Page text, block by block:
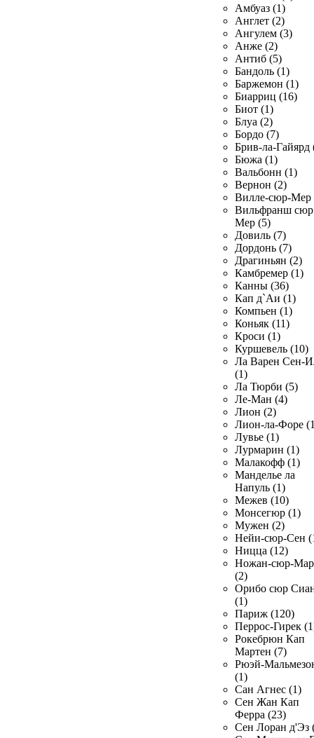
Амбуаз (1)
Англет (2)
Ангулем (3)
Анже (2)
Антиб (5)
Бандоль (1)
Баржемон (1)
Биарриц (16)
Биот (1)
Блуа (2)
Бордо (7)
Брив-ла-Гайярд
Бюжа (1)
Вальбонн (1)
Вернон (2)
Вилле-сюр-Мер
Вильфранш сюр
Мер (5)
Довиль (7)
Дордонь (7)
Драгиньян (2)
Камбремер (1)
Канны (36)
Кап д`Аи (1)
Компьен (1)
Коньяк (11)
Кроси (1)
Куршевель (10)
Ла Варен Сен-
(1)
Ла Тюрби (5)
Ле-Ман (4)
Лион (2)
Лион-ла-Форе
Лувье (1)
Лурмарин (1)
Малакофф (1)
Манделье ла
Напуль (1)
Межев (10)
Монсегюр (1)
Мужен (2)
Нейи-сюр-Сен
Ницца (12)
Ножан-сюр-
(2)
Орибо сюр
(1)
Париж (120)
Перрос-Гирек
Рокебрюн Кап
Мартен (7)
Рюэй-
(1)
Сан Агнес (1)
Сен Жан Кап
Ферра (23)
Сен Лоран д'Эз